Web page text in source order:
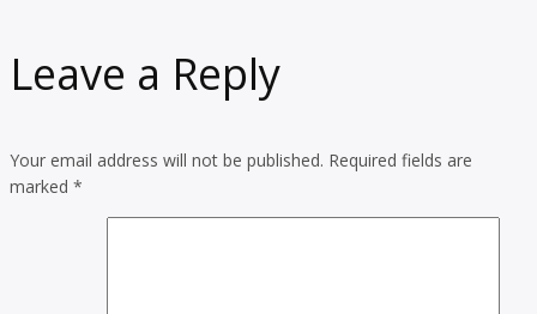
Leave a Reply
Your email address will not be published. Required fields are
marked *